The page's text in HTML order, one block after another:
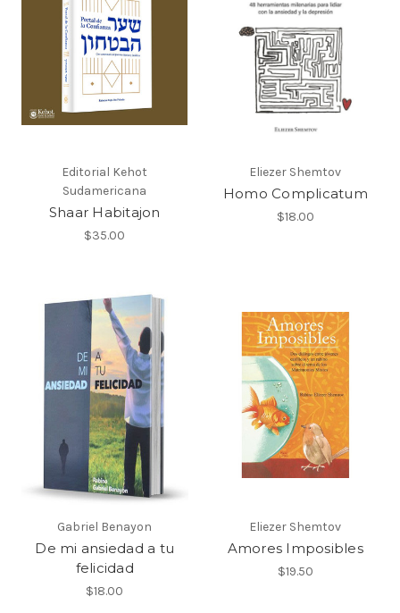
Editorial Kehot
Sudamericana
Shaar Habitajon
$35.00
Eliezer Shemtov
Homo Complicatum
$18.00
Gabriel Benayon
De mi ansiedad a tu
felicidad
$18.00
Eliezer Shemtov
Amores Imposibles
$19.50